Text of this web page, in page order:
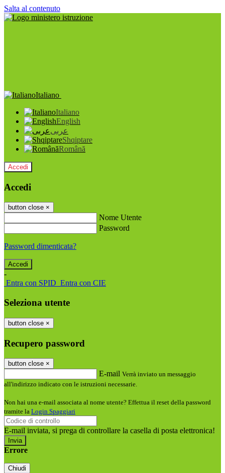
Salta al contenuto
Italiano
Italiano
English
عربى
Shqiptare
Română
Accedi
Accedi
button close ×
Nome Utente
Password
Password dimenticata?
-
Entra con SPID Entra con CIE
Seleziona utente
button close ×
Recupero password
button close ×
E-mail Verrà inviato un messaggio
all'indirizzo indicato con le istruzioni necessarie.
Non hai una e-mail associata al nome utente? Effettua il reset della password
tramite la Login Spaggiari
E-mail inviata, si prega di controllare la casella di posta elettronica!
Errore
Chiudi